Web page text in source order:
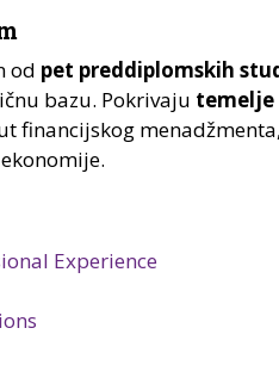
od pet preddiplomskih
bazu. Pokrivaju temelje
financijskog
Experience